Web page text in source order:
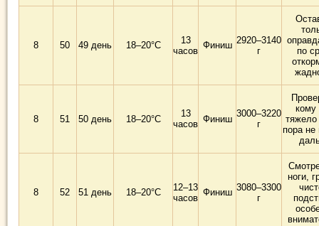
8 50 49 день 18–20°C
13
часов
Финиш 2920–3140
г
по
8 51 50 день 18–20°C
13
часов Финиш
3000–3220
г
кому
тяжело
пора не
8 52 51 день 18–20°C
12–13
часов
Финиш 3080–3300
г
ноги,